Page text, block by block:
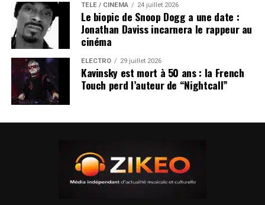
TÉLÉ / CINÉMA 24 juillet 2026
Le biopic de Snoop Dogg a une date :
Jonathan Daviss incarnera le rappeur au
cinéma
ÉLECTRO 29 juillet 2026
Kavinsky est mort à 50 ans : la French
Touch perd l’auteur de “Nightcall”